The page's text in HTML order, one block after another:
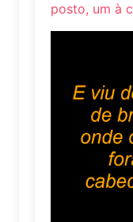
posto, um à